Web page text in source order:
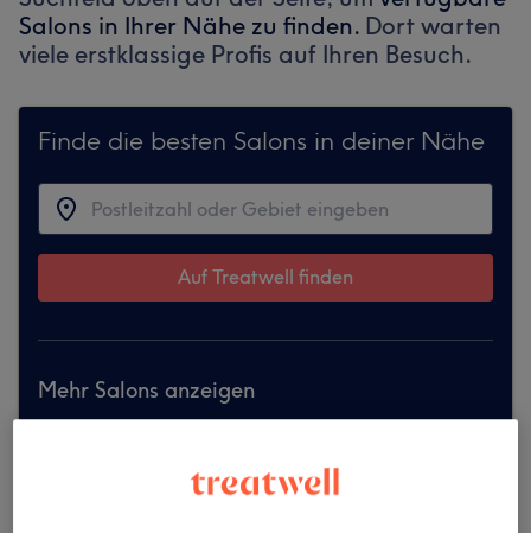
Salons in Ihrer Nähe zu finden. Dort warten
viele erstklassige Profis auf Ihren Besuch.
Finde die besten Salons in deiner Nähe
Auf Treatwell finden
Mehr Salons anzeigen